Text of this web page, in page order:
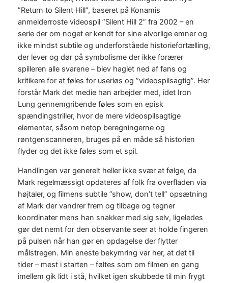
”Return to Silent Hill”, baseret på Konamis
anmelderroste videospil ”Silent Hill 2” fra 2002 – en
serie der om noget er kendt for sine alvorlige emner og
ikke mindst subtile og underforståede historiefortælling,
der lever og dør på symbolisme der ikke forærer
spilleren alle svarene – blev haglet ned af fans og
kritikere for at føles for useriøs og ”videospilsagtig”. Her
forstår Mark det medie han arbejder med, idet Iron
Lung gennemgribende føles som en episk
spændingstriller, hvor de mere videospilsagtige
elementer, såsom netop beregningerne og
røntgenscanneren, bruges på en måde så historien
flyder og det ikke føles som et spil.
Handlingen var generelt heller ikke svær at følge, da
Mark regelmæssigt opdateres af folk fra overfladen via
højtaler, og filmens subtile ”show, don’t tell” opsætning
af Mark der vandrer frem og tilbage og tegner
koordinater mens han snakker med sig selv, ligeledes
gør det nemt for den observante seer at holde fingeren
på pulsen når han gør en opdagelse der flytter
målstregen. Min eneste bekymring var her, at det til
tider – mest i starten – føltes som om filmen en gang
imellem gik lidt i stå, hvilket igen skubbede til min frygt